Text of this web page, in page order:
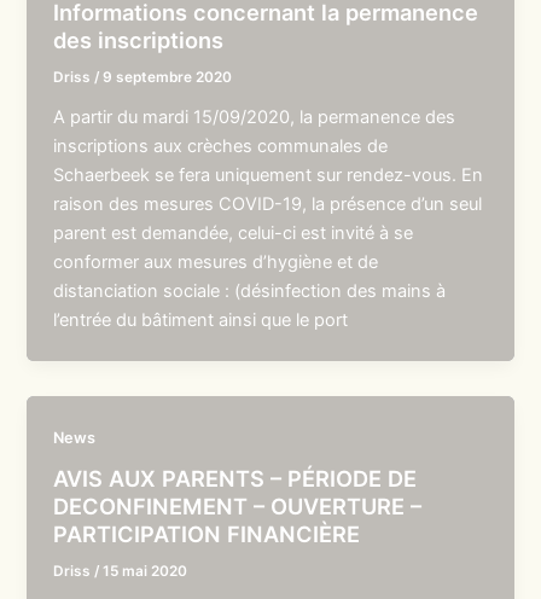
Informations concernant la permanence
des inscriptions
Driss / 9 septembre 2020
A partir du mardi 15/09/2020, la permanence des
inscriptions aux crèches communales de
Schaerbeek se fera uniquement sur rendez-vous. En
raison des mesures COVID-19, la présence d’un seul
parent est demandée, celui-ci est invité à se
conformer aux mesures d’hygiène et de
distanciation sociale : (désinfection des mains à
l’entrée du bâtiment ainsi que le port
News
AVIS AUX PARENTS – PÉRIODE DE
DECONFINEMENT – OUVERTURE –
PARTICIPATION FINANCIÈRE
Driss /15 mai 2020